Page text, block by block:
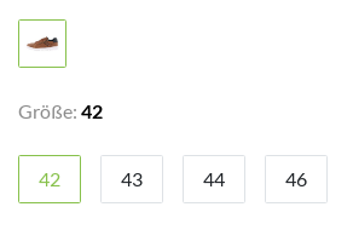
Größe: 42
42 43 44 46